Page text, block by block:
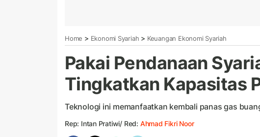
Home > Ekonomi Syariah > Keuangan Ekonomi Syariah
Pakai Pendanaan
Tingkatkan Kapasitas
Teknologi ini memanfaatkan kembali panas gas
Rep: Intan Pratiwi/ Red: Ahmad Fikri Noor